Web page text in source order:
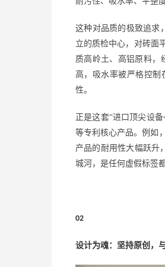
这种对品质的极致追求
立的质检中心，对砖面
质高岭土、高铝原料，
高，吸水率被严格控制
性。
正是这套“进口顶尖设备
等专利核心产品。例如
产品的耐用性大幅跃升
城河，是任何虚假标签
02
设计为魂：坚持原创，